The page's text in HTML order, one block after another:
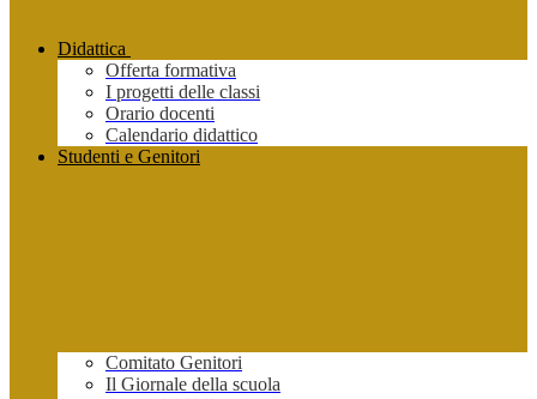
Didattica
Offerta formativa
I progetti delle classi
Orario docenti
Calendario didattico
Studenti e Genitori
Comitato Genitori
Il Giornale della scuola